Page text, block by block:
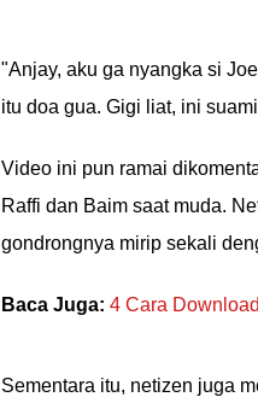
"Anjay, aku ga nyangka si
itu doa gua. Gigi liat, ini
Video ini pun ramai
Raffi dan Baim saat muda.
gondrongnya mirip sekali
Baca Juga: 4 Cara
Sementara itu, netizen juga